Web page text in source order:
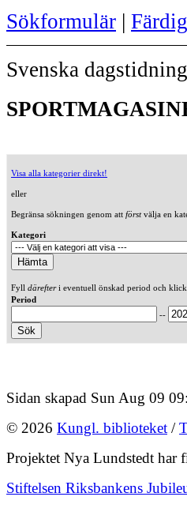
Sökformulär |
Svenska
Visa alla kategorier direkt!
eller
Begränsa sökningen genom att förstvälja en
Kategori
Fyll därefteri eventuell önskad period och
Period
--
Sidan skapad Sun Aug 09
© 2026 Kungl. biblioteket /
Projektet Nya Lundstedt har
Stiftelsen Riksbankens